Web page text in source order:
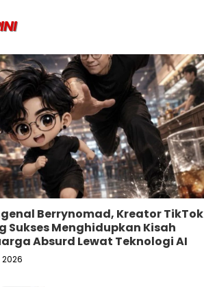
Berrynomad, Kreator TikTok
Sukses Menghidupkan Kisah
Absurd Lewat Teknologi AI
2026